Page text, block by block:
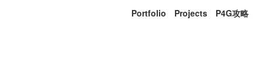
Portfolio Projects P4G攻略